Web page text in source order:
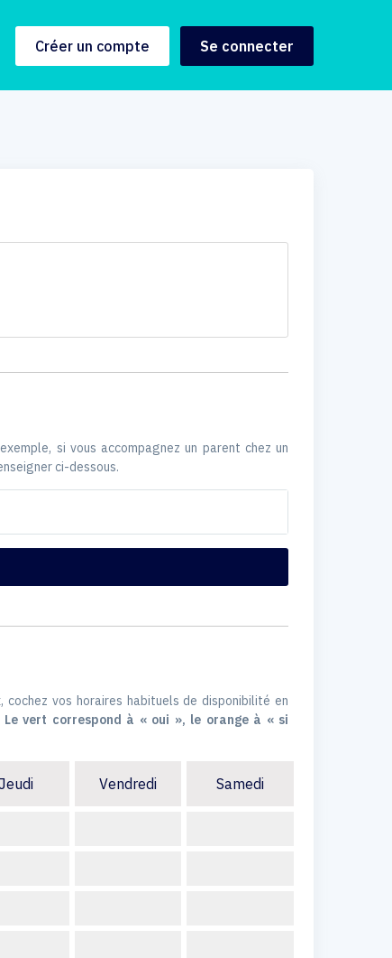
Créer un compte Se connecter
si vous accompagnez un parent chez un
ci-dessous.
vos horaires habituels de disponibilité en
vert correspond à « oui », le orange à « si
Jeudi Vendredi Samedi